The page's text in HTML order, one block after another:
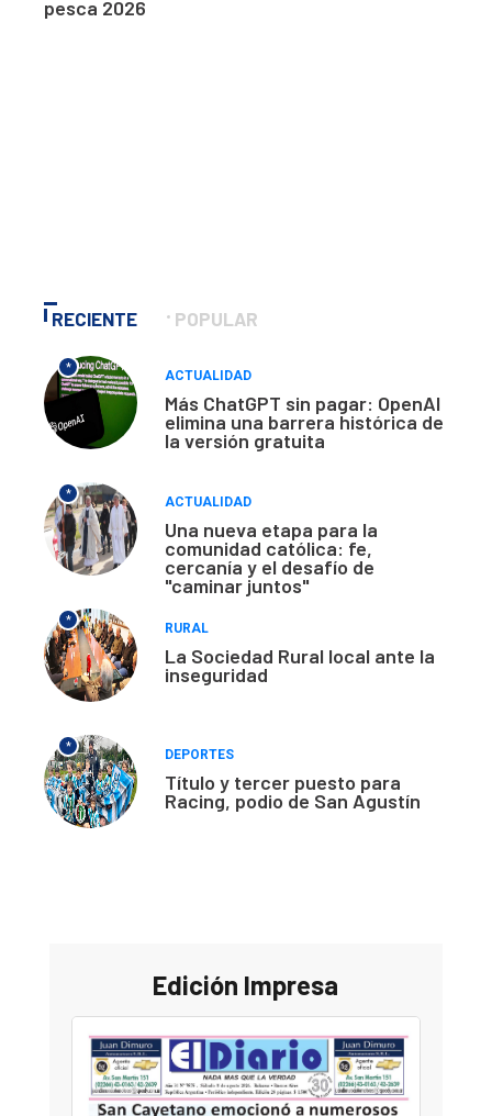
pesca 2026
RECIENTE POPULAR
*
ACTUALIDAD
Más ChatGPT sin pagar: OpenAI
elimina una barrera histórica de
la versión gratuita
*
ACTUALIDAD
Una nueva etapa para la
comunidad católica: fe,
cercanía y el desafío de
"caminar juntos"
*
RURAL
La Sociedad Rural local ante la
inseguridad
*
DEPORTES
Título y tercer puesto para
Racing, podio de San Agustín
Edición Impresa